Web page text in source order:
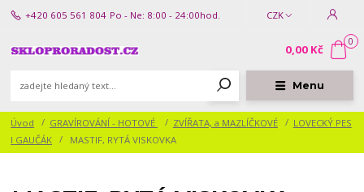
Menu
CZK
+420 605 561 804 Po - Ne: 8:00 - 24:00hod.
0
0,00 Kč
Úvod GRAVÍROVÁNÍ - HOTOVÉ ZVÍŘATA, a MAZLÍČKOVÉ
LOVECKÝ PES
I GAUČÁK
MASTIF, RYTÁ VISKOVKA